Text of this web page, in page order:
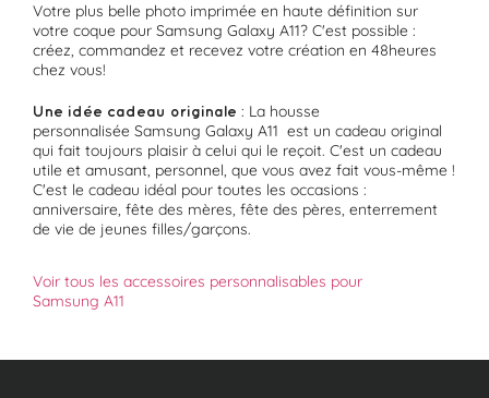
Votre plus belle photo imprimée en haute définition sur
votre coque pour Samsung Galaxy A11? C'est possible :
créez, commandez et recevez votre création en 48heures
chez vous!
Une idée cadeau originale : La housse
personnalisée Samsung Galaxy A11 est un cadeau original
qui fait toujours plaisir à celui qui le reçoit. C'est un cadeau
utile et amusant, personnel, que vous avez fait vous-même !
C'est le cadeau idéal pour toutes les occasions :
anniversaire, fête des mères, fête des pères, enterrement
de vie de jeunes filles/garçons.
Voir tous les accessoires personnalisables pour
Samsung A11